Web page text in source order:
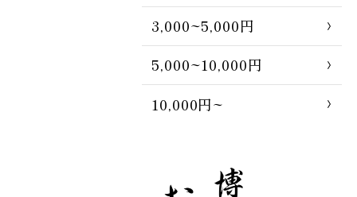
3,000~5,000円
5,000~10,000円
10,000円~